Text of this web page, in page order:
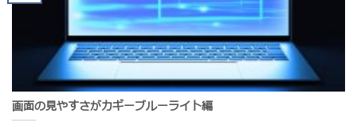
画面の見やすさがカギーブルーライト編